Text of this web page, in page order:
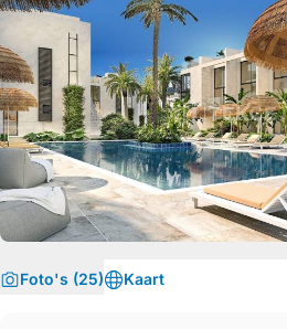
Foto's (25) Kaart